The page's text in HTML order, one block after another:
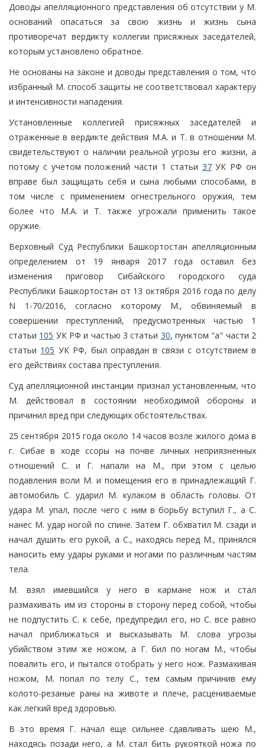
Доводы апелляционного представления об отсутствии у М.
оснований опасаться за свою жизнь и жизнь сына
противоречат вердикту коллегии присяжных заседателей,
которым установлено обратное.
Не основаны на законе и доводы представления о том, что
избранный М. способ защиты не соответствовал характеру
и интенсивности нападения.
Установленные коллегией присяжных заседателей и
отраженные в вердикте действия М.А. и Т. в отношении М.
свидетельствуют о наличии реальной угрозы его жизни, а
потому с учетом положений части 1 статьи 37УК РФ он
вправе был защищать себя и сына любыми способами, в
том числе с применением огнестрельного оружия, тем
более что М.А. и Т. также угрожали применить такое
оружие.
Верховный Суд Республики Башкортостан апелляционным
определением от 19 января 2017 года оставил без
изменения приговор Сибайского городского суда
Республики Башкортостан от 13 октября 2016 года по делу
N 1-70/2016, согласно которому М., обвиняемый в
совершении преступлений, предусмотренных частью 1
статьи 105 УК РФ и частью 3 статьи 30, пунктом "а" части 2
статьи 105 УК РФ, был оправдан в связи с отсутствием в
его действиях состава преступления.
Суд апелляционной инстанции признал установленным, что
М. действовал в состоянии необходимой обороны и
причинил вред при следующих обстоятельствах.
25 сентября 2015 года около 14 часов возле жилого дома в
г. Сибае в ходе ссоры на почве личных неприязненных
отношений С. и Г. напали на М., при этом с целью
подавления воли М. и помещения его в принадлежащий Г.
автомобиль С. ударил М. кулаком в область головы. От
удара М. упал, после чего с ним в борьбу вступил Г., а С.
нанес М. удар ногой по спине. Затем Г. обхватил М. сзади и
начал душить его рукой, а С., находясь перед М., принялся
наносить ему удары руками и ногами по различным частям
тела.
М. взял имевшийся у него в кармане нож и стал
размахивать им из стороны в сторону перед собой, чтобы
не подпустить С. к себе, предупредил его, но С. все равно
начал приближаться и высказывать М. слова угрозы
убийством этим же ножом, а Г. бил по ногам М., чтобы
повалить его, и пытался отобрать у него нож. Размахивая
ножом, М. попал по телу С., тем самым причинив ему
колото-резаные раны на животе и плече, расцениваемые
как легкий вред здоровью.
В это время Г. начал еще сильнее сдавливать шею М.,
находясь позади него, а М. стал бить рукояткой ножа по